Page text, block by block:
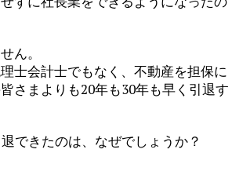
ん。
士会計士でもなく、不動産を担保に
さまよりも20年も30年も早く引退す
できたのは、なぜでしょうか？